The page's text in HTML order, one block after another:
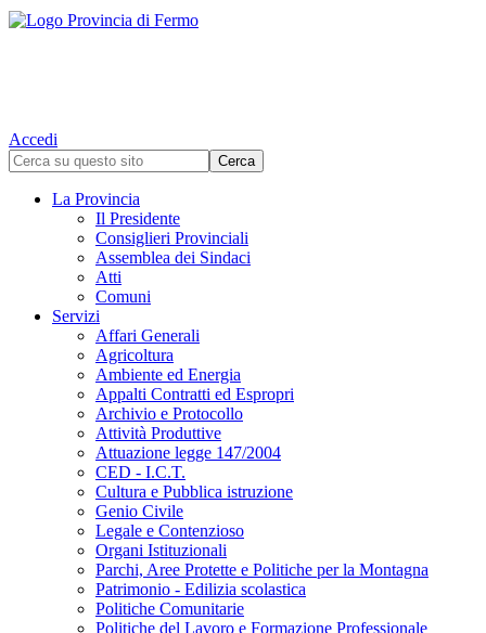
Accedi
La Provincia
Il Presidente
Consiglieri Provinciali
Assemblea dei Sindaci
Atti
Comuni
Servizi
Affari Generali
Agricoltura
Ambiente ed Energia
Appalti Contratti ed Espropri
Archivio e Protocollo
Attività Produttive
Attuazione legge 147/2004
CED - I.C.T.
Cultura e Pubblica istruzione
Genio Civile
Legale e Contenzioso
Organi Istituzionali
Parchi, Aree Protette e Politiche per la Montagna
Patrimonio - Edilizia scolastica
Politiche Comunitarie
Politiche del Lavoro e Formazione Professionale